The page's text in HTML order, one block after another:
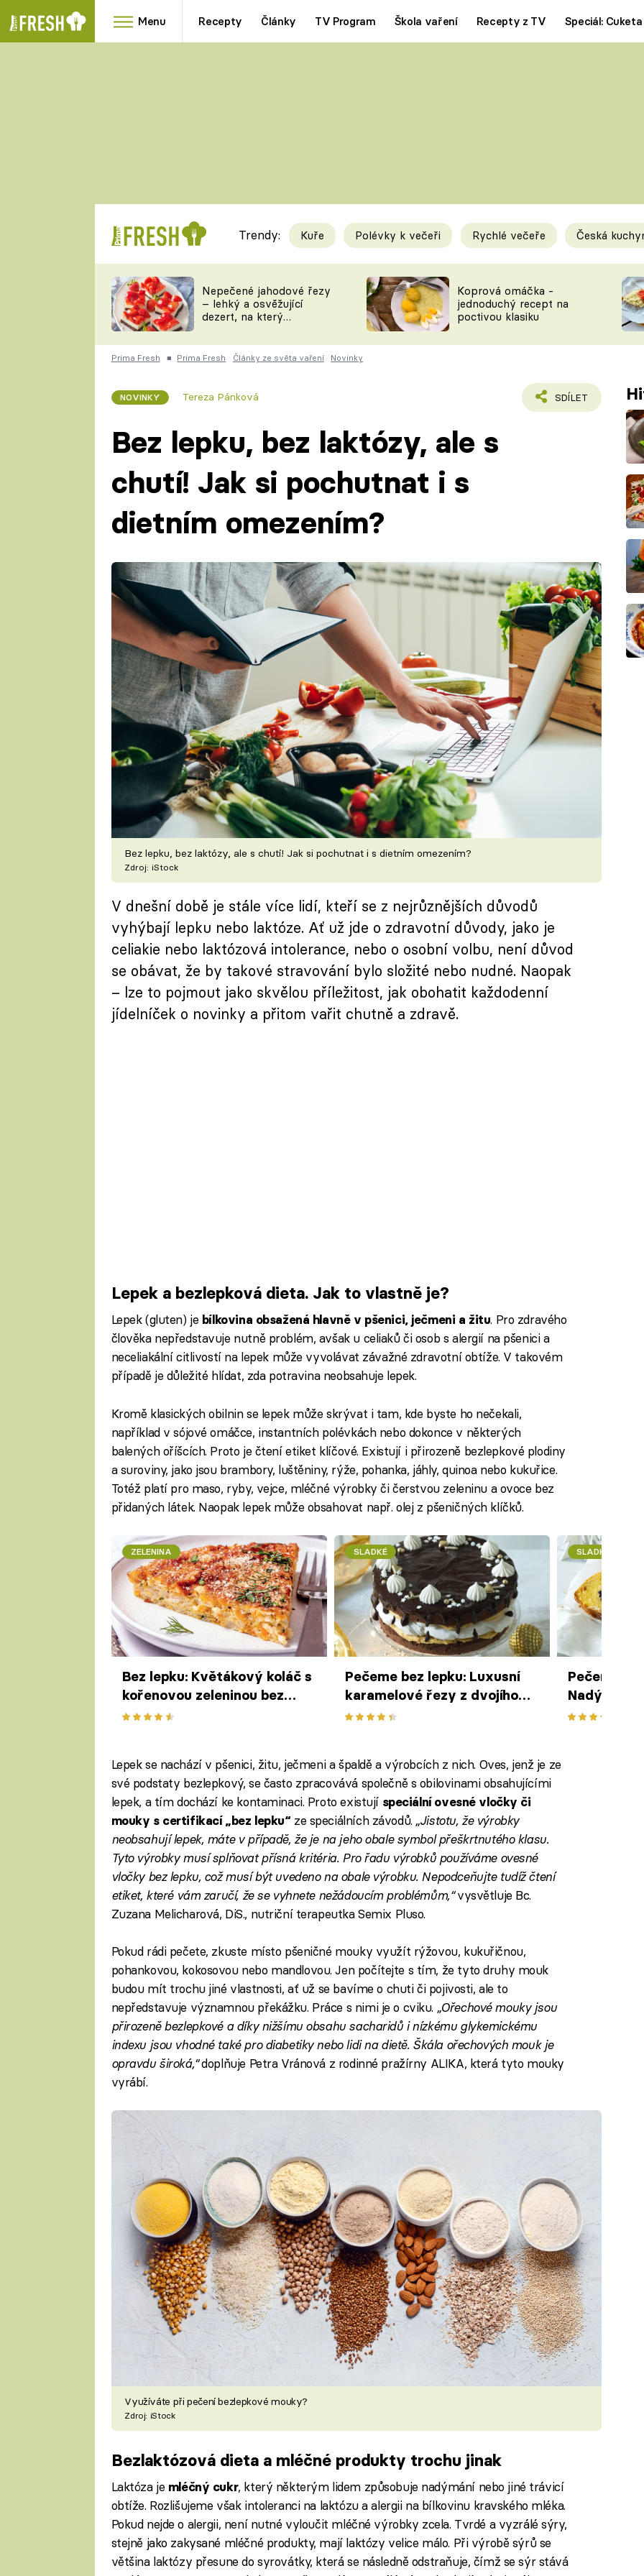
Menu Recepty Články TV Program Škola vaření Recepty z TV Speciál: Cuketa
RYCHLOVKY
Videorecepty
TEĎ VAŘÍ ŠÉF!
ČESKO NA TALÍŘI
KUCHAŘKA
Tipy a triky
KAM ZA JÍDLEM
VYCHYTÁVKY
ČASOPIS
Trendy: Kuře Polévky k večeři Rychlé večeře Česká
Nepečené jahodové řezy
– lehký a osvěžující
dezert, na který
Koprová omáčka -
jednoduchý recept na
poctivou klasiku
Prima Fresh ■ Prima Fresh Články ze světa vaření Novinky
NOVINKY Tereza Pánková SDÍLET
Bez lepku, bez laktózy, ale s
chutí! Jak si pochutnat i s
dietním omezením?
Bez lepku, bez laktózy, ale s chutí! Jak si pochutnat i s dietním omezením?
Zdroj: iStock
V dnešní době je stále více lidí, kteří se z nejrůznějších důvodů
vyhýbají lepku nebo laktóze. Ať už jde o zdravotní důvody, jako je
celiakie nebo laktózová intolerance, nebo o osobní volbu, není důvod
se obávat, že by takové stravování bylo složité nebo nudné. Naopak
– lze to pojmout jako skvělou příležitost, jak obohatit každodenní
jídelníček o novinky a přitom vařit chutně a zdravě.
Lepek a bezlepková dieta. Jak to vlastně je?
Lepek (gluten) je bílkovina obsažená hlavně v pšenici, ječmeni a žitu. Pro zdravého
člověka nepředstavuje nutně problém, avšak u celiaků či osob s alergií na pšenici a
neceliakální citlivostí na lepek může vyvolávat závažné zdravotní obtíže. V takovém
případě je důležité hlídat, zda potravina neobsahuje lepek.
Kromě klasických obilnin se lepek může skrývat i tam, kde byste ho nečekali,
například v sójové omáčce, instantních polévkách nebo dokonce v některých
balených oříšcích. Proto je čtení etiket klíčové. Existují i přirozeně bezlepkové plodiny
a suroviny, jako jsou brambory, luštěniny, rýže, pohanka, jáhly, quinoa nebo kukuřice.
Totéž platí pro maso, ryby, vejce, mléčné výrobky či čerstvou zeleninu a ovoce bez
přidaných látek. Naopak lepek může obsahovat např. olej z pšeničných klíčků.
ZELENINA
Bez lepku: Květákový koláč s
kořenovou zeleninou bez
korpusu
SLADKÉ
Pečeme bez lepku: Luxusní
karamelové řezy z dvojího
těsta
SLADKÉ
Pečeme
Nadýchaná
ve formě
Lepek se nachází v pšenici, žitu, ječmeni a špaldě a výrobcích z nich. Oves, jenž je ze
své podstaty bezlepkový, se často zpracovává společně s obilovinami obsahujícími
lepek, a tím dochází ke kontaminaci. Proto existují speciální ovesné vločky či
mouky s certifikací „bez lepku“ ze speciálních závodů. „Jistotu, že výrobky
neobsahují lepek, máte v případě, že je na jeho obale symbol přeškrtnutého klasu.
Tyto výrobky musí splňovat přísná kritéria. Pro řadu výrobků používáme ovesné
vločky bez lepku, což musí být uvedeno na obale výrobku. Nepodceňujte tudíž čtení
etiket, které vám zaručí, že se vyhnete nežádoucím problémům,“vysvětluje Bc.
Zuzana Melicharová, DiS., nutriční terapeutka Semix Pluso.
Pokud rádi pečete, zkuste místo pšeničné mouky využít rýžovou, kukuřičnou,
pohankovou, kokosovou nebo mandlovou. Jen počítejte s tím, že tyto druhy mouk
budou mít trochu jiné vlastnosti, ať už se bavíme o chuti či pojivosti, ale to
nepředstavuje významnou překážku. Práce s nimi je o cviku. „Ořechové mouky jsou
přirozeně bezlepkové a díky nižšímu obsahu sacharidů i nízkému glykemickému
indexu jsou vhodné také pro diabetiky nebo lidi na dietě. Škála ořechových mouk je
opravdu široká,“doplňuje Petra Vránová z rodinné pražírny ALIKA, která tyto mouky
vyrábí.
Využíváte při pečení bezlepkové mouky?
Zdroj: iStock
Bezlaktózová dieta a mléčné produkty trochu jinak
Laktóza je mléčný cukr, který některým lidem způsobuje nadýmání nebo jiné trávicí
obtíže. Rozlišujeme však intoleranci na laktózu a alergii na bílkovinu kravského mléka.
Pokud nejde o alergii, není nutné vyloučit mléčné výrobky zcela. Tvrdé a vyzrálé sýry,
stejně jako zakysané mléčné produkty, mají laktózy velice málo. Při výrobě sýrů se
většina laktózy přesune do syrovátky, která se následně odstraňuje, čímž se sýr stává